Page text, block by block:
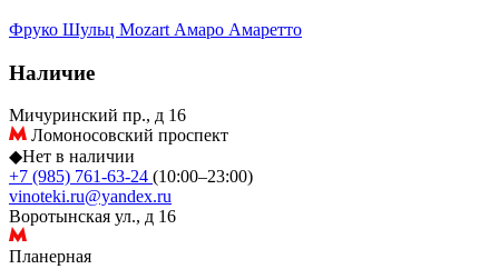
Фруко Шульц Mozart Амаро Амаретто
Наличие
Мичуринский пр., д 16
Ломоносовский проспект
◆Нет в наличии
+7 (985) 761-63-24 (10:00–23:00)
vinoteki.ru@yandex.ru
Воротынская ул., д 16
Планерная